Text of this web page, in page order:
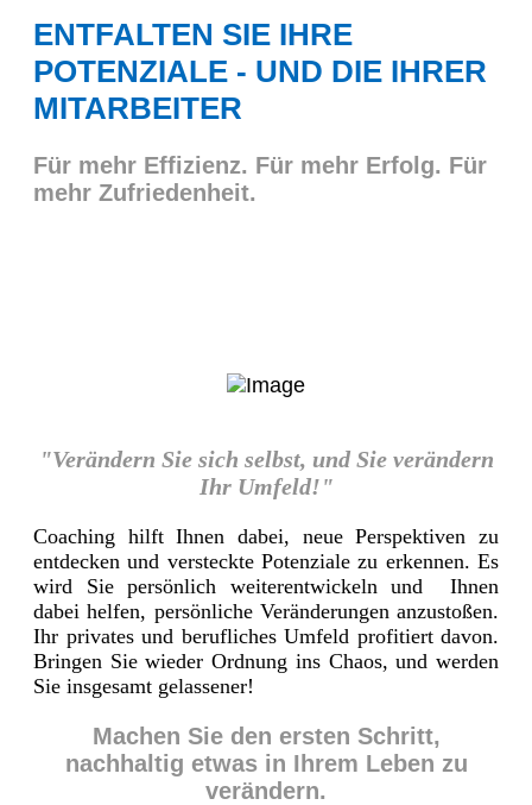
ENTFALTEN SIE IHRE
POTENZIALE - UND DIE IHRER
MITARBEITER
Für mehr Effizienz. Für mehr Erfolg. Für
mehr Zufriedenheit.
"Verändern Sie sich selbst, und Sie verändern
Ihr Umfeld!"
Coaching hilft Ihnen dabei, neue Perspektiven zu
entdecken und versteckte Potenziale zu erkennen. Es
wird Sie persönlich weiterentwickeln und Ihnen
dabei helfen, persönliche Veränderungen anzustoßen.
Ihr privates und berufliches Umfeld profitiert davon.
Bringen Sie wieder Ordnung ins Chaos, und werden
Sie insgesamt gelassener!
Machen Sie den ersten Schritt,
nachhaltig etwas in Ihrem Leben zu
verändern.